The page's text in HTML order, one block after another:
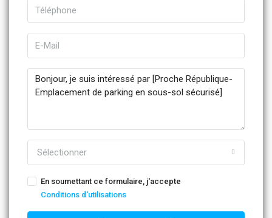
Sélectionner
En soumettant ce formulaire, j'accepte
Conditions d'utilisations